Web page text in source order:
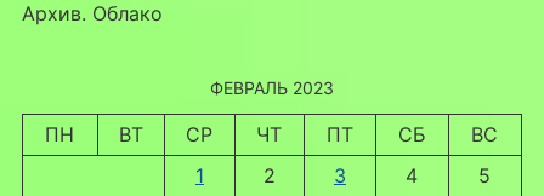
Архив. Облако
ФЕВРАЛЬ 2023
ПН ВТ СР ЧТ ПТ СБ
ВС
1
2 3 4
5